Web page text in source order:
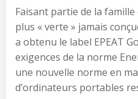
Faisant partie de la
plus « verte » jamais
a obtenu le label EPEAT
exigences de la norme
une nouvelle norme en
d’ordinateurs portables